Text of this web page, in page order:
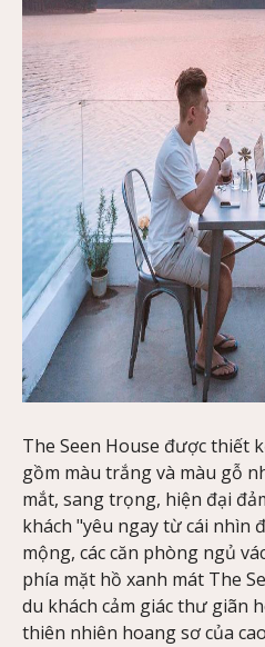
The Seen House được thiết
gồm màu trắng và màu gỗ
mắt, sang trọng, hiện đại
khách "yêu ngay từ cái nhìn
mộng, các căn phòng ngủ
phía mặt hồ xanh mát The
du khách cảm giác thư giãn
thiên nhiên hoang sơ của